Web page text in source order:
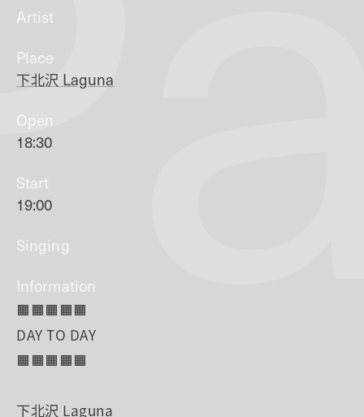
Artist
Place
下北沢 Laguna
Open
18:30
Start
19:00
Singing
Information
🟧🟧🟧🟧🟧
DAY TO DAY
🟧🟧🟧🟧🟧
下北沢 Laguna